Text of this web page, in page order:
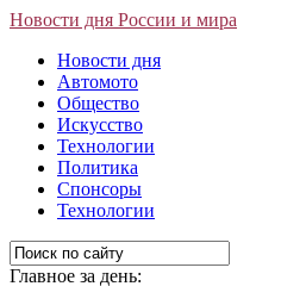
Новости дня России и мира
Новости дня
Автомото
Общество
Искусство
Технологии
Политика
Спонсоры
Технологии
Главное за день: